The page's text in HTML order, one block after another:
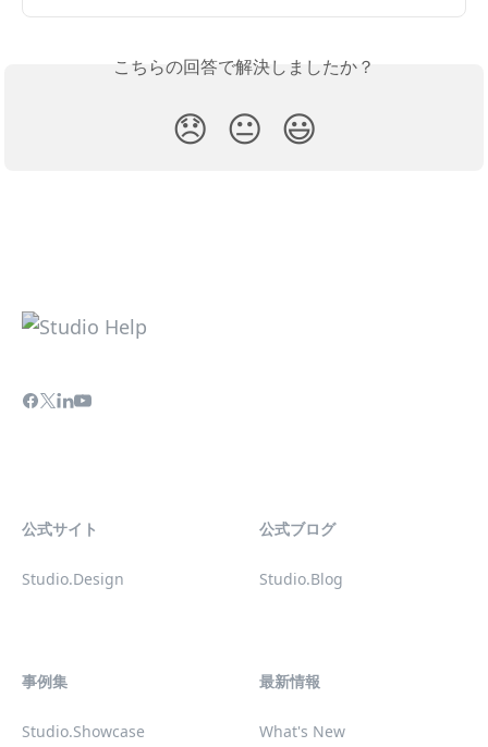
こちらの回答で解決しましたか？
😞 😐 😃
公式サイト
Studio.Design
公式ブログ
Studio.Blog
事例集
Studio.Showcase
最新情報
What's New